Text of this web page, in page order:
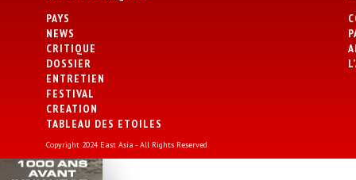
PAYS
NEWS
CRITIQUE
DOSSIER
ENTRETIEN
FESTIVAL
CREATION
TABLEAU DES ETOILES
Copyright 2024 East Asia - All Rights Reserved